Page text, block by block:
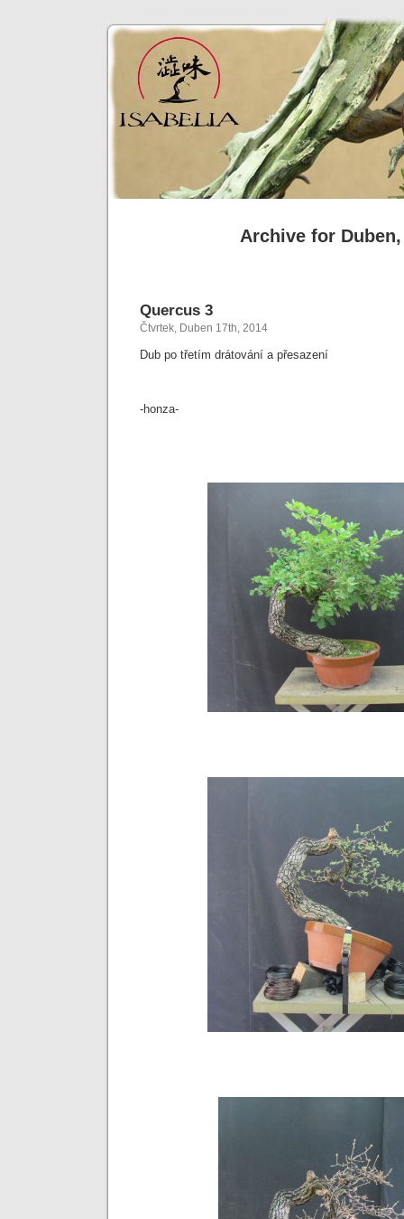
Archive for Duben,
Quercus 3
Čtvrtek, Duben 17th, 2014
Dub po třetím drátování a přesazení
-honza-